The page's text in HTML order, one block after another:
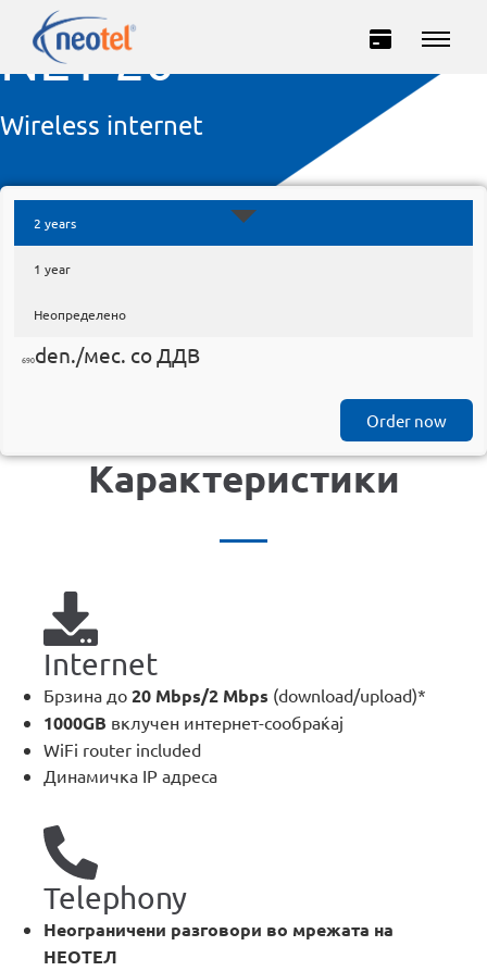
INTERNET
TELEPHONY
Bill payment
За Неотел
NET 20
Wireless internet
2 years
1 year
Неопределено
690den./мес. со ДДВ
Order now
Карактеристики
Internet
Брзина до 20 Mbps/2 Mbps (download/upload)*
1000GB вклучен интернет-сообраќај
WiFi router included
Динамичка IP адреса
Telephony
Неограничени разговори во мрежата на
НЕОТЕЛ